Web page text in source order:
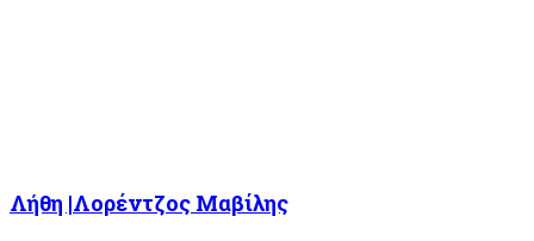
Λήθη |Λορέντζος Μαβίλης